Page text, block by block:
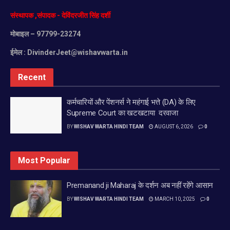
संस्थापक,संपादक-देविंदरजीतसिंहदर्शी
मोबाइल– 97799-23274
ईमेल : DivinderJeet@wishavwarta.in
Recent
कर्मचारियों और पेंशनर्स ने महंगाई भत्ते (DA) के लिए
Supreme Court का खटखटाया दरवाजा
BYWISHAV WARTA HINDI TEAM AUGUST 6, 2026 0
Most Popular
Premanand ji Maharaj के दर्शन अब नहीं रहेंगे आसान
BYWISHAV WARTA HINDI TEAM MARCH 10, 2025 0